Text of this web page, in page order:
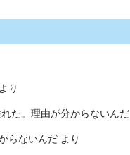
り
た。理由が分からないんだ
らないんだ より